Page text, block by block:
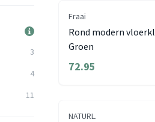
3
4
11
Fraai
Rond modern
Groen
72.95
NATURL.